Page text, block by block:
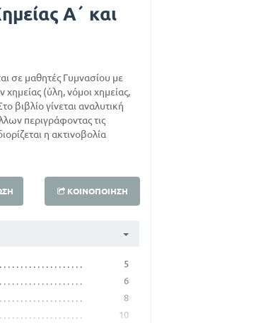
Α΄ και
σε μαθητές Γυμνασίου με
(ύλη, νόμοι χημείας,
βιβλίο γίνεται αναλυτική
περιγράφοντας τις
η ακτινοβολία
ΚΟΙΝΟΠΟΊΗΣΗ
5
6
8
10